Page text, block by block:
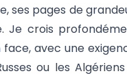
ses pages de
Je crois
avec une
ou les Algériens